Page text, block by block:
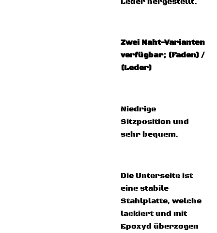
Zwei Naht-Varianten
verfügbar; (Faden) /
(Leder)
Niedrige
Sitzposition und
sehr bequem.
Die Unterseite ist
eine stabile
Stahlplatte, welche
lackiert und mit
Epoxyd überzogen